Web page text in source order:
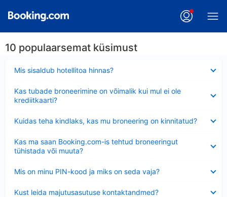
10 populaarsemat küsimust
Mis sisaldub hotellitoa hinnas?
Kas tubade broneerimine on võimalik kui mul ei ole
krediitkaarti?
Kuidas teha kindlaks, kas mu broneering on kinnitatud?
Kas ma saan Booking.com-is tehtud broneeringut
tühistada või muuta?
Mis on minu PIN-kood ja miks on seda vaja?
Kust leida majutusasutuse kontaktandmed?